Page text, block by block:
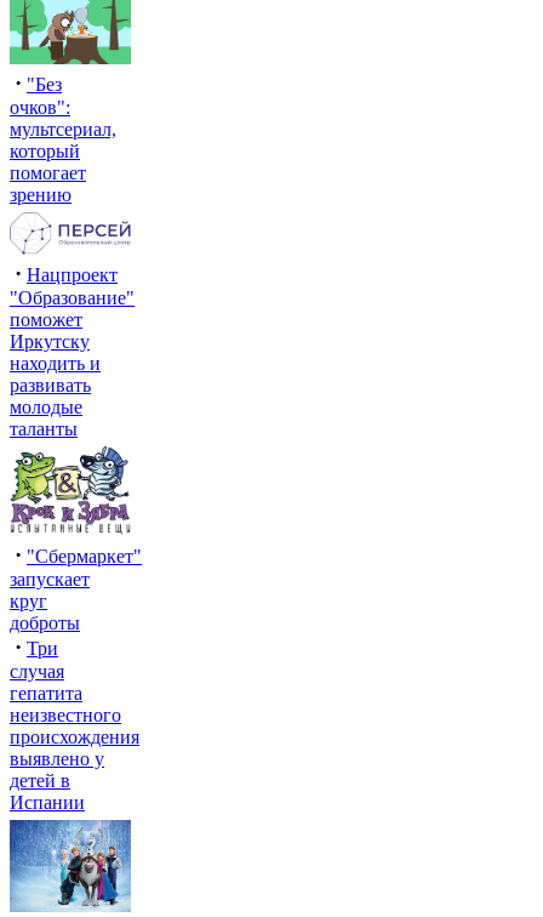
· "Без
очков":
мультсериал,
который
помогает
зрению
· Нацпроект
"Образование"
поможет
Иркутску
находить и
развивать
молодые
таланты
· "Сбермаркет"
запускает
круг
доброты
· Три
случая
гепатита
неизвестного
происхождения
выявлено у
детей в
Испании